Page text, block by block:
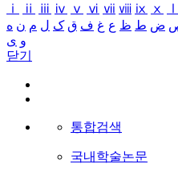
ⅰ
ⅱ ⅲ ⅳ ⅴ ⅵ ⅶ ⅷ ⅸ ⅹ
ض ط ظ ع غ ف ق ک ل م ن ه
و ی
닫기
통합검색
국내학술논문